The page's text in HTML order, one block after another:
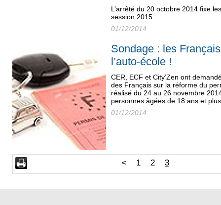
L’arrêté du 20 octobre 2014 fixe
session 2015.
01/12/2014
Sondage : les
l’auto-école !
CER, ECF et City’Zen ont
des Français sur la réforme du
réalisé du 24 au 26 novembre
personnes âgées de 18 ans et
01/12/2014
< 1 2 3